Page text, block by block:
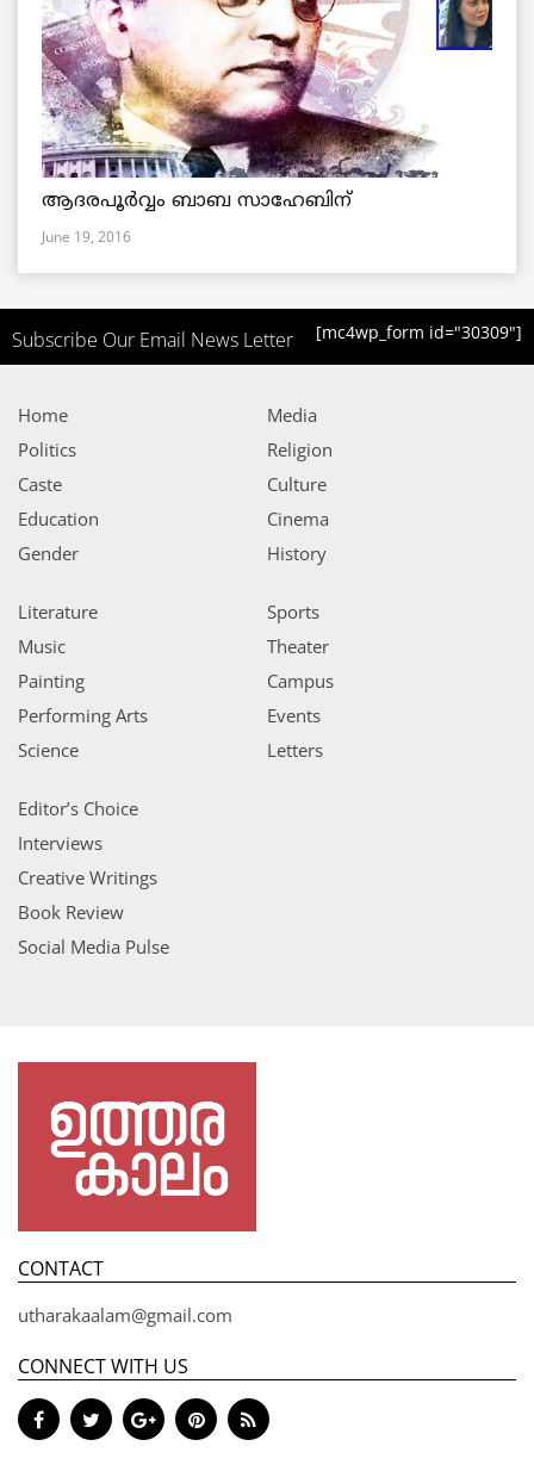
ആദരപൂര്‍വ്വം ബാബ സാഹേബിന്
June 19, 2016
Subscribe Our Email News Letter [mc4wp_form id="30309"]
Home
Politics
Caste
Education
Gender
Media
Religion
Culture
Cinema
History
Literature
Music
Painting
Performing Arts
Science
Sports
Theater
Campus
Events
Letters
Editor’s Choice
Interviews
Creative Writings
Book Review
Social Media Pulse
CONTACT
utharakaalam@gmail.com
CONNECT WITH US